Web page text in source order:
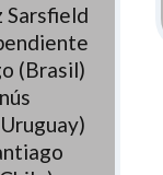
Sarsfield
(Brasil)